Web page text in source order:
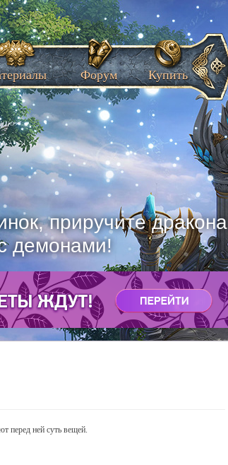
приручите дракона
демонами!
Форум Купить
перед ней суть вещей.